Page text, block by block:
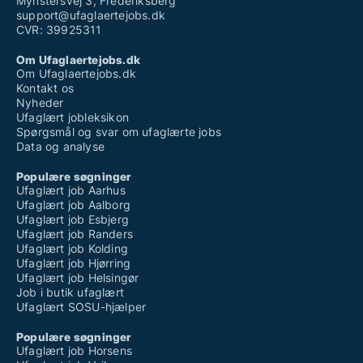
support@ufaglaertejobs.dk
CVR: 39925311
Om Ufaglaertejobs.dk
Om Ufaglaertejobs.dk
Kontakt os
Nyheder
Ufaglært jobleksikon
Spørgsmål og svar om ufaglærte jobs
Data og analyse
Populære søgninger
Ufaglært job Aarhus
Ufaglært job Aalborg
Ufaglært job Esbjerg
Ufaglært job Randers
Ufaglært job Kolding
Ufaglært job Hjørring
Ufaglært job Helsingør
Job i butik ufaglært
Ufaglært SOSU-hjælper
Populære søgninger
Ufaglært job Horsens